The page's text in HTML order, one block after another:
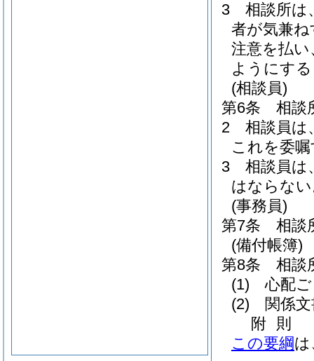
3
相談所は
者が気兼
注意を払
ようにす
(相談員)
第6条
相談
2
相談員は
これを委
3
相談員は
はならな
(事務員)
第7条
相談
(備付帳簿)
第8条
相談
(1)
心配
(2)
関係
附 則
この要綱は